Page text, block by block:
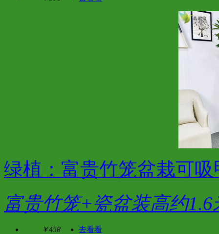
绿植：富贵竹笼盆栽可吸
富贵竹笼+瓷盆装高约1.6
￥458 去看看